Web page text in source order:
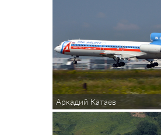
Аркадий Катаев